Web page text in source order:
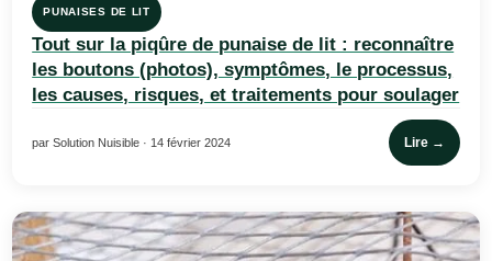
PUNAISES DE LIT
Tout sur la piqûre de punaise de lit : reconnaître
les boutons (photos), symptômes, le processus,
les causes, risques, et traitements pour soulager
par Solution Nuisible · 14 février 2024 Lire →